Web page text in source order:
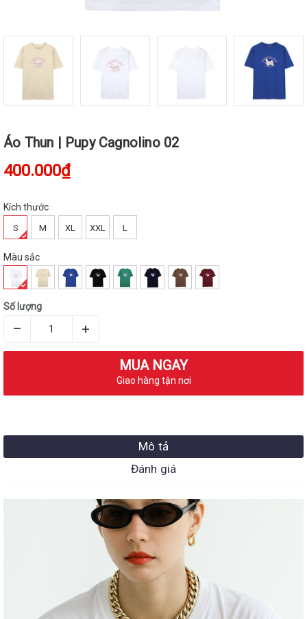
Áo Thun | Pupy Cagnolino 02
400.000₫
Kích thước
S M XL XXL L
Màu sắc
Số lượng
– +
MUA NGAY
Giao hàng tận nơi
Mô tả
Đánh giá